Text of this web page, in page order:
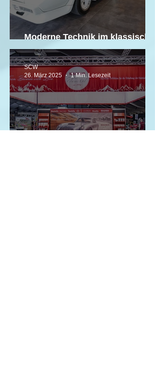
Moderne Technik im klassischen
Look
SCW
26. März 2025
1 Min. Lesezeit